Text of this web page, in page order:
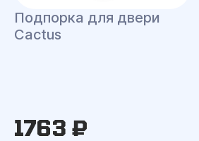
Подпорка для двери
Cactus
1763 ₽